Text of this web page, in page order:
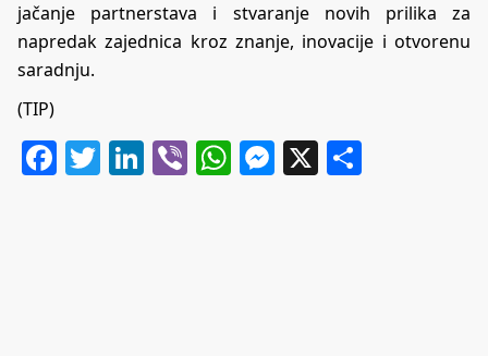
jačanje partnerstava i stvaranje novih prilika za
napredak zajednica kroz znanje, inovacije i otvorenu
saradnju.
(TIP)
Facebook
Twitter
LinkedIn
ViberWhatsApp
Messenger
X